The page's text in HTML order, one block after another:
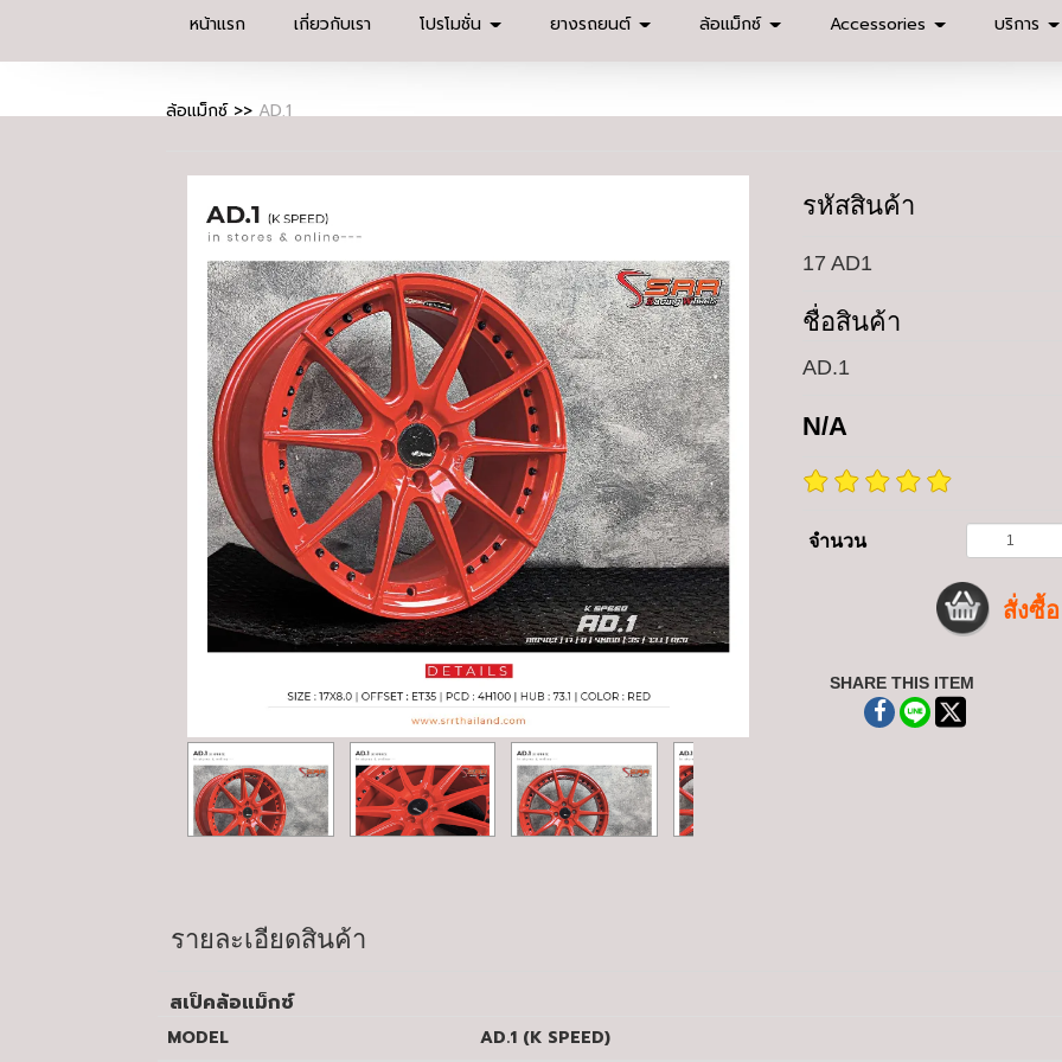
หน้าแรก เกี่ยวกับเรา โปรโมชั่น ยางรถยนต์ ล้อแม็กซ์ Accessories บริการ
ล้อแม็กซ์>>AD.1
รหัสสินค้า
17 AD1
ชื่อสินค้า
AD.1
N/A
จำนวน
สั่งซื้อ
SHARE THIS ITEM
รายละเอียดสินค้า
สเป็คล้อแม็กซ์
MODEL AD.1 (K SPEED)